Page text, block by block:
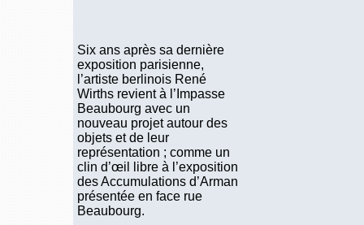
Six ans après sa dernière
exposition parisienne,
l’artiste berlinois René
Wirths revient à l’Impasse
Beaubourg avec un
nouveau projet autour des
objets et de leur
représentation ; comme un
clin d’œil libre à l’exposition
des Accumulations d’Arman
présentée en face rue
Beaubourg.